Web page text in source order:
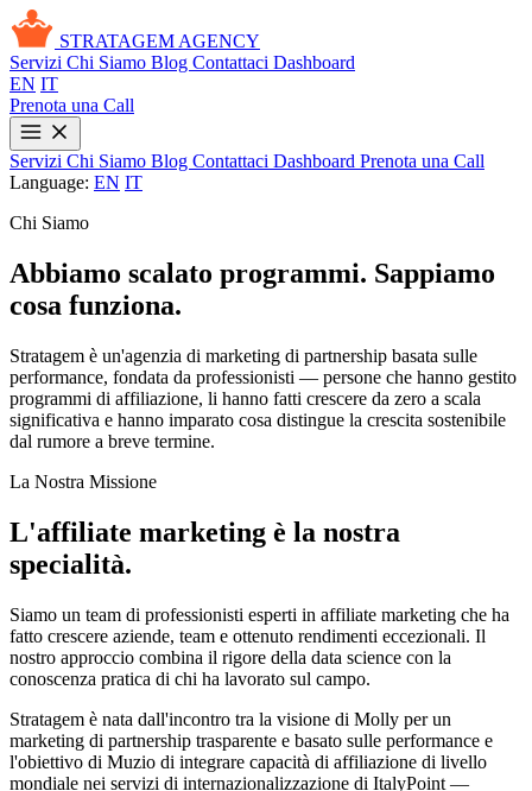
STRATAGEM AGENCY
Servizi Chi Siamo Blog Contattaci Dashboard
EN IT
Prenota una Call
Servizi Chi Siamo Blog Contattaci Dashboard Prenota una Call
Language: EN IT
Chi Siamo
Abbiamo scalato programmi. Sappiamo
cosa funziona.
Stratagem è un'agenzia di marketing di partnership basata sulle
performance, fondata da professionisti — persone che hanno gestito
programmi di affiliazione, li hanno fatti crescere da zero a scala
significativa e hanno imparato cosa distingue la crescita sostenibile
dal rumore a breve termine.
La Nostra Missione
L'affiliate marketing è la nostra
specialità.
Siamo un team di professionisti esperti in affiliate marketing che ha
fatto crescere aziende, team e ottenuto rendimenti eccezionali. Il
nostro approccio combina il rigore della data science con la
conoscenza pratica di chi ha lavorato sul campo.
Stratagem è nata dall'incontro tra la visione di Molly per un
marketing di partnership trasparente e basato sulle performance e
l'obiettivo di Muzio di integrare capacità di affiliazione di livello
mondiale nei servizi di internazionalizzazione di ItalyPoint —